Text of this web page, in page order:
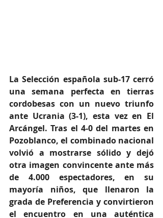
La Selección española sub-17 cerró
una semana perfecta en tierras
cordobesas con un nuevo triunfo
ante Ucrania (3-1), esta vez en El
Arcángel. Tras el 4-0 del martes en
Pozoblanco, el combinado nacional
volvió a mostrarse sólido y dejó
otra imagen convincente ante más
de 4.000 espectadores, en su
mayoría niños, que llenaron la
grada de Preferencia y convirtieron
el encuentro en una auténtica